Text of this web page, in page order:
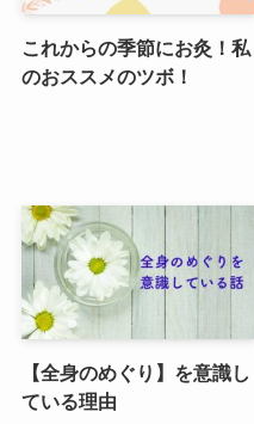
これからの季節にお灸！私
のおススメのツボ！
【全身のめぐり】を意識し
ている理由